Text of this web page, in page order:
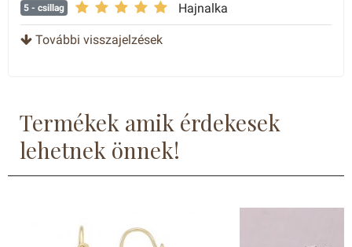
5 - csillag Hajnalka
További visszajelzések
Termékek amik érdekesek
lehetnek önnek!